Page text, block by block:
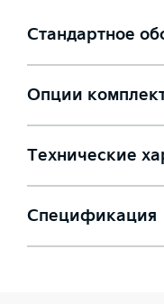
Стандартное
Опции
Технические
Спецификация